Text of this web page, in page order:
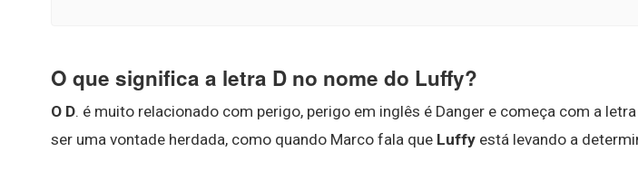
O que significa a letra D no nome do Luffy?
O D. é muito relacionado com perigo, perigo em inglês é Danger e começa com a letra
ser uma vontade herdada, como quando Marco fala que Luffy está levando a